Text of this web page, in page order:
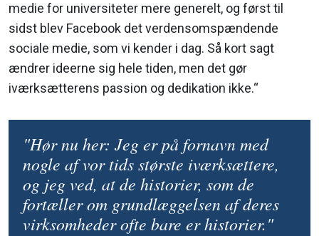
medie for universiteter mere generelt, og først til
sidst blev Facebook det verdensomspændende
sociale medie, som vi kender i dag. Så kort sagt
ændrer ideerne sig hele tiden, men det gør
iværksætterens passion og dedikation ikke.“
"Hør nu her: Jeg er på fornavn med
nogle af vor tids største iværksættere,
og jeg ved, at de historier, som de
fortæller om grundlæggelsen af deres
virksomheder ofte bare er historier."